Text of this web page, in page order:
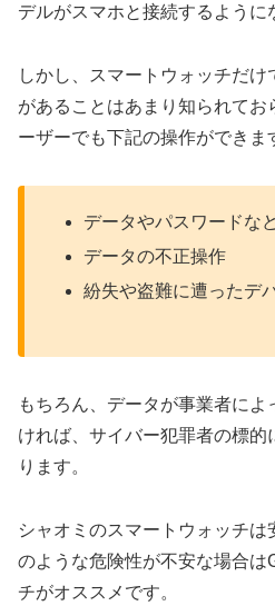
デルがスマホと接続するように
しかし、スマートウォッチだ
があることはあまり知られて
ーザーでも下記の操作ができま
データやパスワードな
データの不正操作
紛失や盗難に遭った
もちろん、データが事業者に
ければ、サイバー犯罪者の標
ります。
シャオミのスマートウォッチ
のような危険性が不安な場合は
チがオススメです。